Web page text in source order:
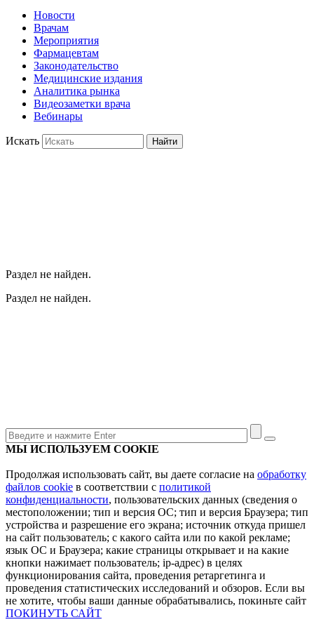
Новости
Врачам
Мероприятия
Фармацевтам
Законодательство
Медицинские издания
Аналитика рынка
Видеозаметки врача
Вебинары
Искать Найти
Раздел не найден.
Раздел не найден.
МЫ ИСПОЛЬЗУЕМ COOKIE
Продолжая использовать сайт, вы даете согласие на обработку
файлов cookie в соответствии с политикой
конфиденциальности, пользовательских данных (сведения о
местоположении; тип и версия ОС; тип и версия Браузера; тип
устройства и разрешение его экрана; источник откуда пришел
на сайт пользователь; с какого сайта или по какой рекламе;
язык ОС и Браузера; какие страницы открывает и на какие
кнопки нажимает пользователь; ip-адрес) в целях
функционирования сайта, проведения ретаргетинга и
проведения статистических исследований и обзоров. Если вы
не хотите, чтобы ваши данные обрабатывались, покиньте сайт
ПОКИНУТЬ САЙТ